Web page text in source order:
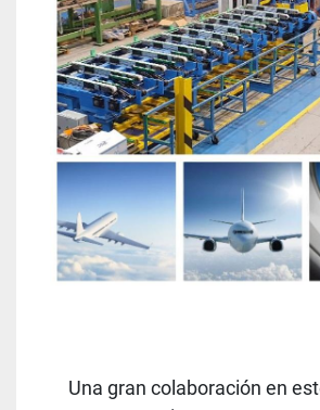
Una gran colaboración en